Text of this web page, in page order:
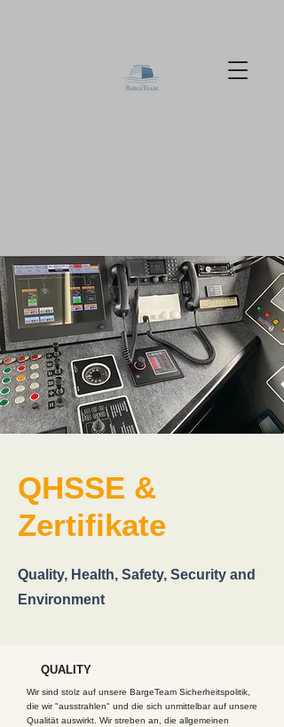
QHSSE &
Zertifikate
Quality, Health, Safety, Security and
Environment
QUALITY
Wir sind stolz auf unsere BargeTeam Sicherheitspolitik,
die wir "ausstrahlen" und die sich unmittelbar auf unsere
Qualität auswirkt. Wir streben an, die allgemeinen